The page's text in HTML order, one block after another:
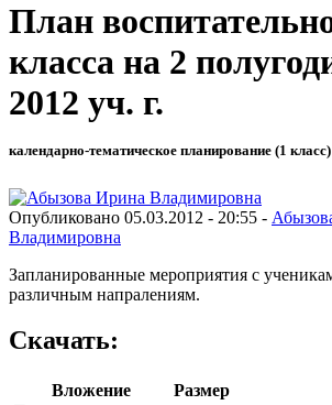
План
класса на 2
2012 уч. г.
календарно-тематическое планирование (1
Опубликовано 05.03.2012 - 20:55 -
Владимировна
Запланированные мероприятия с
различным напралениям.
Скачать:
Вложение
Размер